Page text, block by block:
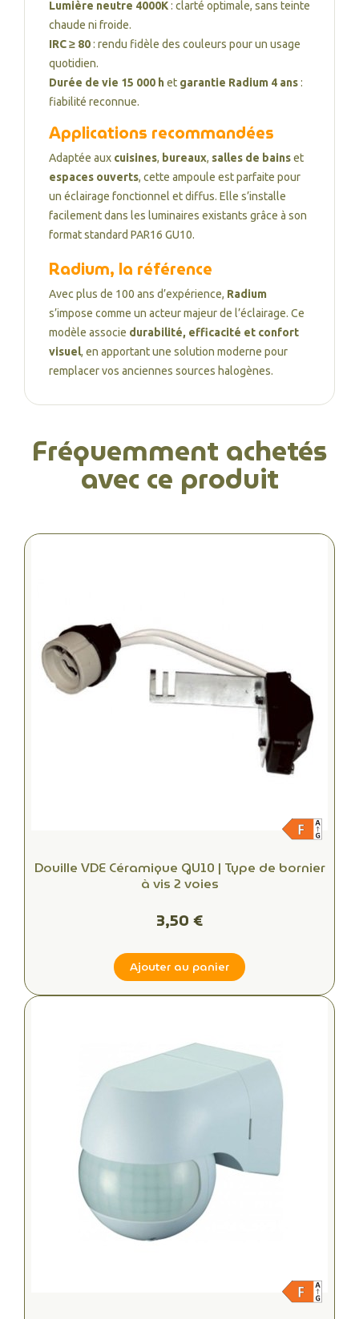
Lumière neutre 4000K: clarté optimale, sans teinte
chaude ni froide.
IRC ≥ 80: rendu fidèle des couleurs pour un usage
quotidien.
Durée de vie 15 000 het garantie Radium 4 ans:
fiabilité reconnue.
Applications recommandées
Adaptée aux cuisines, bureaux, salles de bainset
espaces ouverts, cette ampoule est parfaite pour
un éclairage fonctionnel et diffus. Elle s’installe
facilement dans les luminaires existants grâce à son
format standard PAR16 GU10.
Radium, la référence
Avec plus de 100 ans d’expérience, Radium
s’impose comme un acteur majeur de l’éclairage. Ce
modèle associe durabilité, efficacité et confort
visuel, en apportant une solution moderne pour
remplacer vos anciennes sources halogènes.
Fréquemment achetés
avec ce produit
Douille VDE Céramique GU10 | Type de bornier
à vis 2 voies
3,50 €
Ajouter au panier